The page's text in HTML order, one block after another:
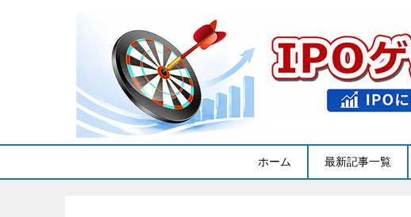
ホーム 最新記事一覧